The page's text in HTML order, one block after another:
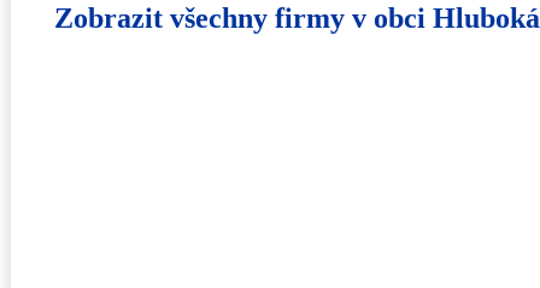
Zobrazit všechny firmy v obci